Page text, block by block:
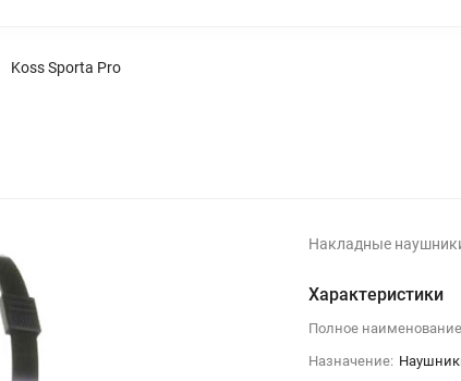
Koss Sporta Pro
Накладные
Характеристики
Полное
Назначение: